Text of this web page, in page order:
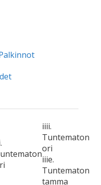
iiii.
Tuntematon
ori
iiie.
Tuntematon
tamma